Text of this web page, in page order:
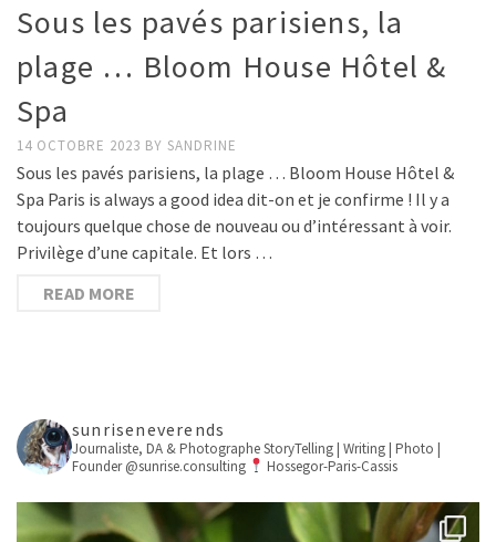
Sous les pavés parisiens, la
plage … Bloom House Hôtel &
Spa
14 OCTOBRE 2023 BY SANDRINE
Sous les pavés parisiens, la plage … Bloom House Hôtel &
Spa Paris is always a good idea dit-on et je confirme ! Il y a
toujours quelque chose de nouveau ou d’intéressant à voir.
Privilège d’une capitale. Et lors …
READ MORE
sunriseneverends
Journaliste, DA & PhotographeStoryTelling | Writing | Photo |
Founder @sunrise.consulting
Hossegor-Paris-Cassis